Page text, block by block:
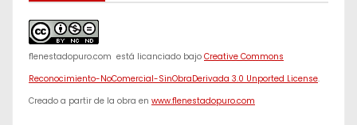
f1enestadopuro.com está licanciado bajo Creative Commons
Reconocimiento-NoComercial-SinObraDerivada 3.0 Unported License.
Creado a partir de la obra en www.f1enestadopuro.com